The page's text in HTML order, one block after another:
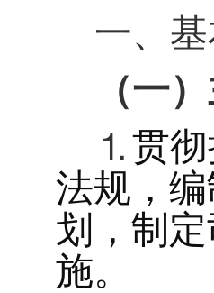
一、
（一
⒈贯
法规，
划，制
施。